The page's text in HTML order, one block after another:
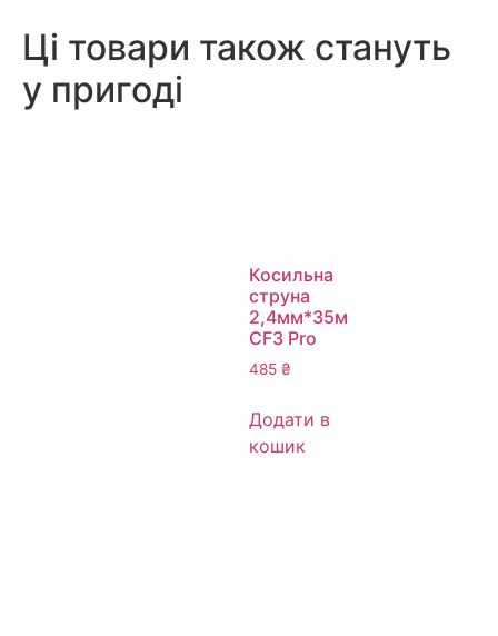
Ці товари також стануть
у пригоді
Косильна
струна
2,4мм*35м
CF3 Pro
485 ₴
Додати в
кошик